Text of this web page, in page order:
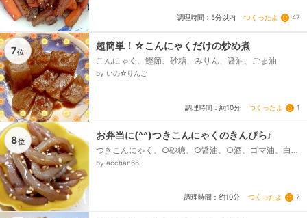
調理時間：5分以内 つくったよ 47
7位
超簡単！☆こんにゃくだけの炒め煮
こんにゃく、鰹節、砂糖、みりん、醤油、ごま油
by いの☆りんご
調理時間：約10分 つくったよ 1
8位
お弁当に(^^)つきこんにゃくのきんぴら♪
つきこんにゃく、○砂糖、○醤油、○酒、ゴマ油、白炒
りゴマ
by acchan66
調理時間：約10分 つくったよ 7